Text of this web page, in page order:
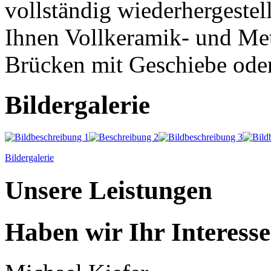
vollständig
Ihnen Vollkeramik- und
Brücken mit Geschiebe
Bildergalerie
Bildergalerie
Unsere Leistungen
Haben wir Ihr